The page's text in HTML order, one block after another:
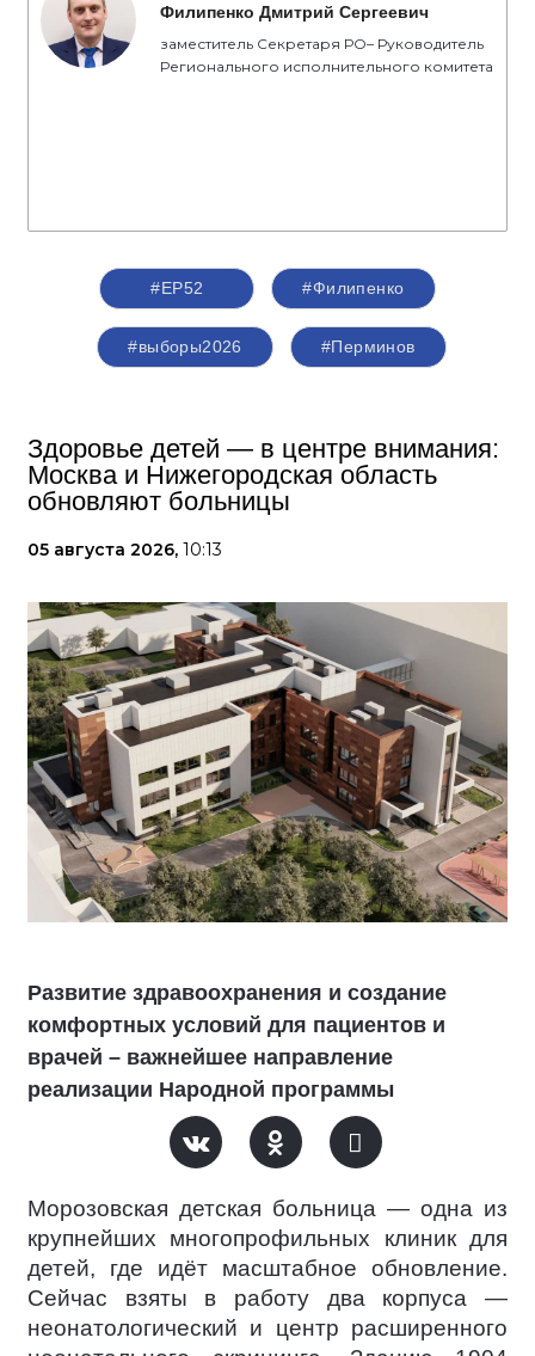
Филипенко Дмитрий Сергеевич
заместитель Секретаря РО– Руководитель
Регионального исполнительного комитета
#ЕР52 #Филипенко
#выборы2026 #Перминов
Здоровье детей — в центре внимания:
Москва и Нижегородская область
обновляют больницы
05 августа 2026, 10:13
Развитие здравоохранения и создание
комфортных условий для пациентов и
врачей – важнейшее направление
реализации Народной программы
Морозовская детская больница — одна из
крупнейших многопрофильных клиник для
детей, где идёт масштабное обновление.
Сейчас взяты в работу два корпуса —
неонатологический и центр расширенного